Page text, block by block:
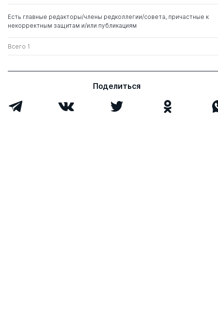
Есть главные редакторы/члены редколлегии/совета, причастные к
некорректным защитам и/или публикациям
Всего 1
Поделиться